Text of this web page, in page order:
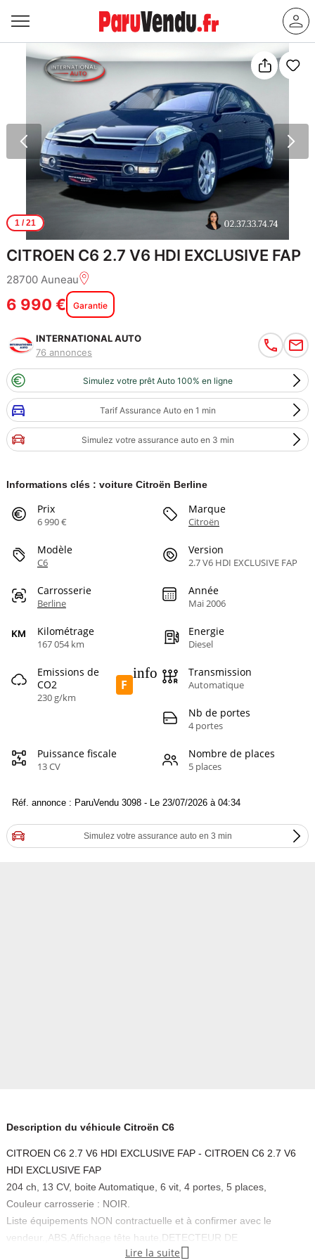
1/ 21
CITROEN C6 2.7 V6 HDI EXCLUSIVE FAP
28700 Auneau
6 990 € Garantie
INTERNATIONAL AUTO
76 annonces
Simulez votre prêt Auto 100% en ligne
Tarif Assurance Auto en 1 min
Simulez votre assurance auto en 3 min
Informations clés : voiture Citroën Berline
Prix
6 990 €
Marque
Citroën
Modèle
C6
Version
2.7 V6 HDI EXCLUSIVE FAP
Carrosserie
Berline
Année
Mai 2006
Kilométrage
167 054 km
Energie
Diesel
Emissions de
CO2
230 g/km
F
info Transmission
Automatique
Nb de portes
4 portes
Puissance fiscale
13 CV
Nombre de places
5 places
Réf. annonce : ParuVendu 3098 - Le 23/07/2026 à 04:34
Simulez votre assurance auto en 3 min
Description du véhicule Citroën C6
CITROEN C6 2.7 V6 HDI EXCLUSIVE FAP - CITROEN C6 2.7 V6
HDI EXCLUSIVE FAP
204 ch, 13 CV, boite Automatique, 6 vit, 4 portes, 5 places,
Couleur carrosserie : NOIR.
Liste équipements NON contractuelle et à confirmer avec le
vendeur.,ABS,Affichage tête haute,DETECTEUR DE
FRANCHISSEMENT ,Airbag genoux,Airbags frontaux,Airbags
Lire la suite 